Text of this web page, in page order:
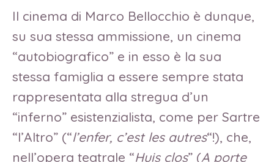
Il cinema di Marco Bellocchio è dunque,
su sua stessa ammissione, un cinema
“autobiografico” e in esso è la sua
stessa famiglia a essere sempre stata
rappresentata alla stregua d’un
“inferno” esistenzialista, come per Sartre
“l’Altro” (“l’enfer, c’est les autres“!), che,
nell’opera teatrale “Huis clos” (A porte